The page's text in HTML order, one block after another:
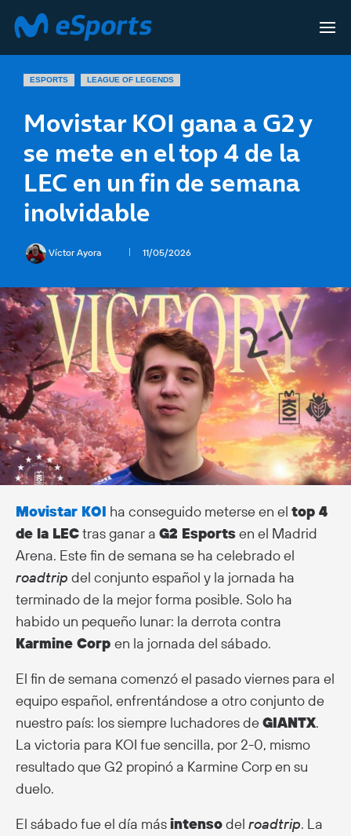
ESPORTS LEAGUE OF LEGENDS
Movistar KOI gana a G2 y
se mete en el top 4 de la
LEC en un fin de semana
inolvidable
Víctor Ayora 11/05/2026
Movistar KOI ha conseguido meterse en el top 4
de la LECtras ganar a G2 Esports en el Madrid
Arena. Este fin de semana se ha celebrado el
roadtrip del conjunto español y la jornada ha
terminado de la mejor forma posible. Solo ha
habido un pequeño lunar: la derrota contra
Karmine Corp en la jornada del sábado.
El fin de semana comenzó el pasado viernes para el
equipo español, enfrentándose a otro conjunto de
nuestro país: los siempre luchadores deGIANTX.
La victoria para KOI fue sencilla, por 2-0, mismo
resultado que G2 propinó a Karmine Corp en su
duelo.
El sábado fue el día másintensodel roadtrip. La